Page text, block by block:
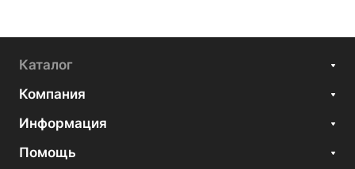
Каталог
Компания
Информация
Помощь